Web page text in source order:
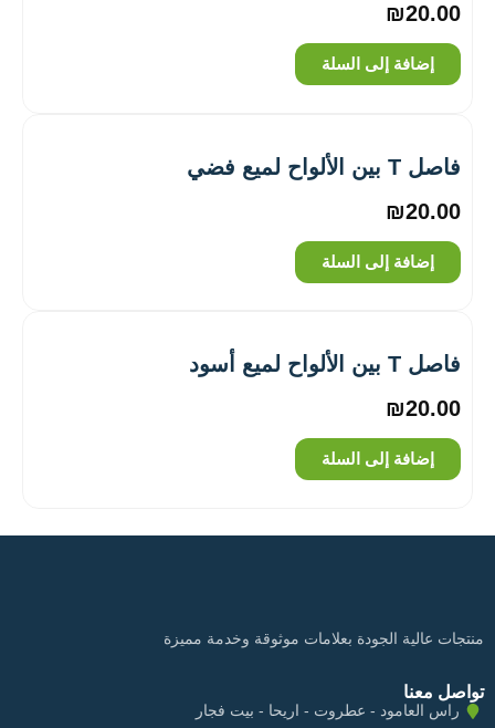
₪20.00
إضافة إلى السلة
فاصل T بين الألواح لميع فضي
₪20.00
إضافة إلى السلة
فاصل T بين الألواح لميع أسود
₪20.00
إضافة إلى السلة
منتجات عالية الجودة بعلامات موثوقة وخدمة مميزة
تواصل معنا
راس العامود - عطروت - اريحا - بيت فجار